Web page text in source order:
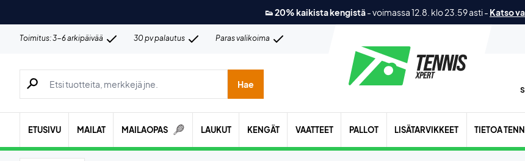
👟 20% kaikista kengistä-voimassa 12.8. klo 23.59 asti- Katso
Toimitus: 3-6 arkipäivää 30 pv palautus Paras valikoima
Hae tuotteita, merkkejä jne.
Hae
ETUSIVU MAILAT MAILAOPAS LAUKUT KENGÄT VAATTEET PALLOT LISÄTARVIKKEET TIETOA